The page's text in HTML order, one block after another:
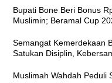
Bupati Bone Beri Bonus
Muslimin; Beramal Cup
Semangat Kemerdekaan
Satukan Disiplin,
Muslimah Wahdah Peduli